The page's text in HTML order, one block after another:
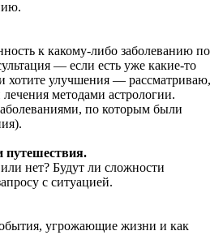
к какому-либо заболеванию по
— если есть уже какие-то
хотите улучшения — рассматриваю,
методами астрологии.
по которым были
путешествия.
нет? Будут ли сложности
с ситуацией.
угрожающие жизни и как